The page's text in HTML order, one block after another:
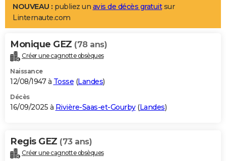
LIFESTYLE
Art de vivre
Bien-être
Loisirs
Mode
Modes de vie
Alimentation
Guide de la santé
Maladies
Médicaments
Sommeil
VOYAGE
Destinations
City break
Voyage nature
Voyage de noces
Forum
Climat
+PHOTO
GUIDES D'ACHAT
BONS PLANS
Carte de Noël
Carte Bonne année
Carte Saint-Valentin
Carte Pâques
Carte d'anniversaire
DICTIONNAIRE
NOUVEAU : publiez un avis de décès gratuitsur
Linternaute.com
Monique GEZ (78 ans)
Créer une cagnotte obsèques
Naissance
12/08/1947 à Tosse (Landes)
Décès
16/09/2025 à Rivière-Saas-et-Gourby(Landes)
Regis GEZ (73 ans)
Créer une cagnotte obsèques